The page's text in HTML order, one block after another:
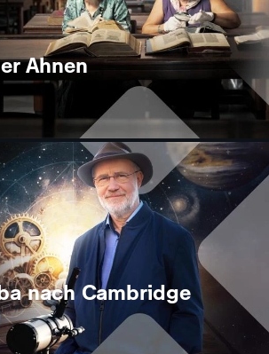
Ahnen
nach Cambridge